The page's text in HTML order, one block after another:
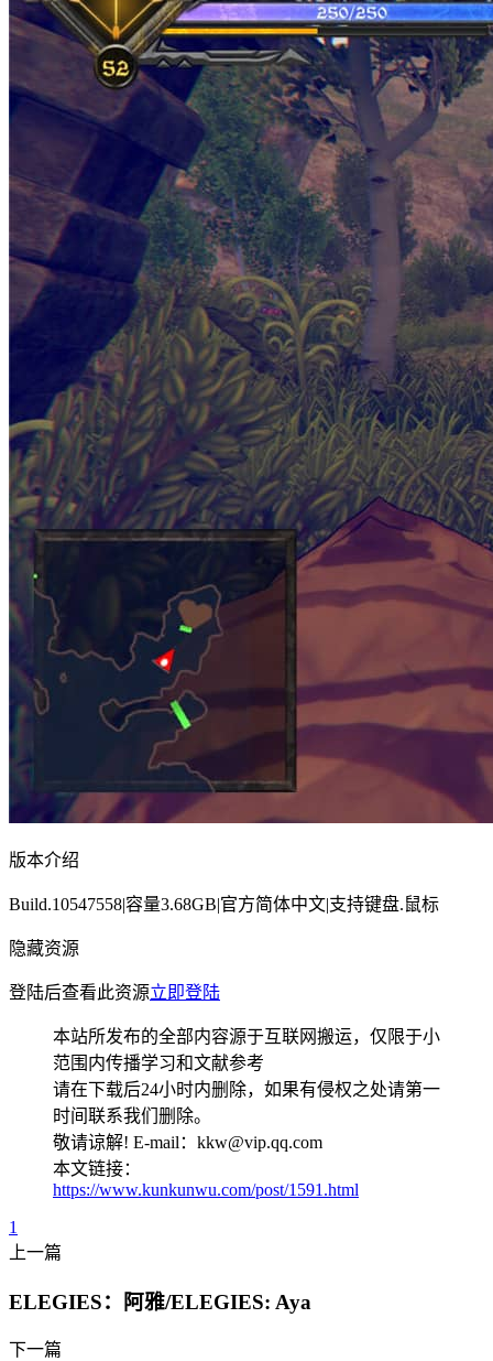
版本介绍
Build.10547558|容量3.68GB|官方简体中文|支持键盘.鼠标
隐藏资源
登陆后查看此资源立即登陆
本站所发布的全部内容源于互联网搬运，仅限于小
范围内传播学习和文献参考
请在下载后24小时内删除，如果有侵权之处请第一
时间联系我们删除。
敬请谅解! E-mail：kkw@vip.qq.com
本文链接：
https://www.kunkunwu.com/post/1591.html
1
上一篇
ELEGIES：阿雅/ELEGIES: Aya
下一篇